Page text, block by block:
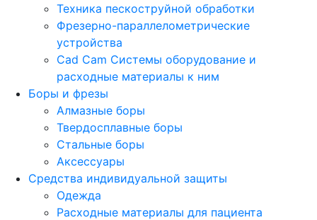
Техника пескоструйной обработки
Фрезерно-параллелометрические
устройства
Cad Cam Системы оборудование и
расходные материалы к ним
Боры и фрезы
Алмазные боры
Твердосплавные боры
Стальные боры
Аксессуары
Средства индивидуальной защиты
Одежда
Расходные материалы для пациента